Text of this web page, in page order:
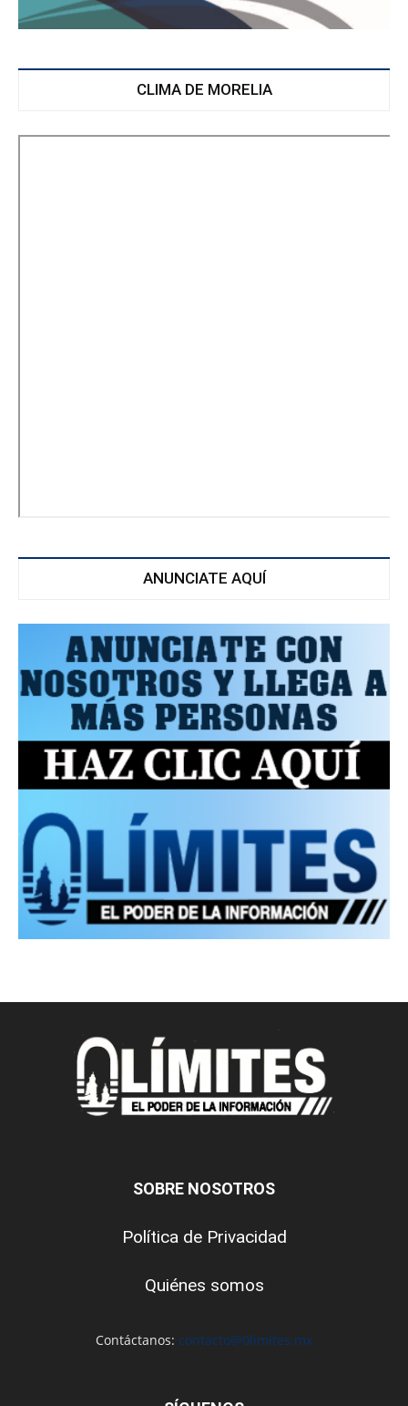
CLIMA DE MORELIA
ANUNCIATE AQUÍ
SOBRE NOSOTROS
Política de Privacidad
Quiénes somos
Contáctanos: contacto@0limites.mx